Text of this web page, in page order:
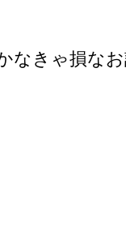
なきゃ損なお